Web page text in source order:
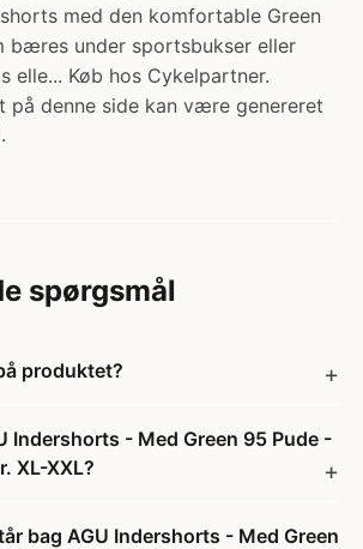
med den komfortable Green
bæres under sportsbukser eller
elle... Køb hos Cykelpartner.
på denne side kan være genereret
spørgsmål
produktet?
Indershorts - Med Green 95 Pude -
XL-XXL?
bag AGU Indershorts - Med Green